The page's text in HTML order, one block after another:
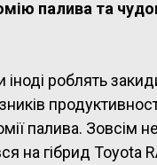
палива та
іноді роблять
палива. Зовсім
на гібрид Toyota